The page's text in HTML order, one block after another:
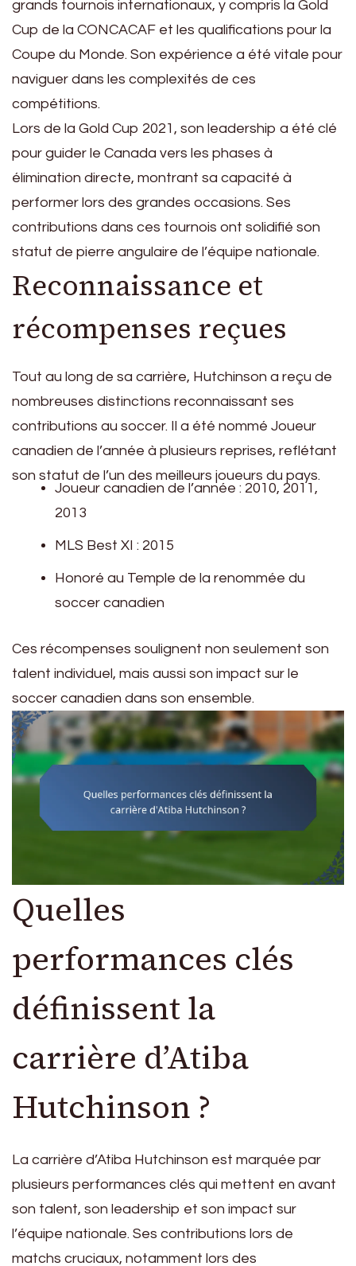
grands tournois internationaux, y compris la Gold
Cup de la CONCACAF et les qualifications pour la
Coupe du Monde. Son expérience a été vitale pour
naviguer dans les complexités de ces
compétitions.
Lors de la Gold Cup 2021, son leadership a été clé
pour guider le Canada vers les phases à
élimination directe, montrant sa capacité à
performer lors des grandes occasions. Ses
contributions dans ces tournois ont solidifié son
statut de pierre angulaire de l’équipe nationale.
Reconnaissance et
récompenses reçues
Tout au long de sa carrière, Hutchinson a reçu de
nombreuses distinctions reconnaissant ses
contributions au soccer. Il a été nommé Joueur
canadien de l’année à plusieurs reprises, reflétant
son statut de l’un des meilleurs joueurs du pays.
Joueur canadien de l’année : 2010, 2011,
2013
MLS Best XI : 2015
Honoré au Temple de la renommée du
soccer canadien
Ces récompenses soulignent non seulement son
talent individuel, mais aussi son impact sur le
soccer canadien dans son ensemble.
Quelles
performances clés
définissent la
carrière d’Atiba
Hutchinson ?
La carrière d’Atiba Hutchinson est marquée par
plusieurs performances clés qui mettent en avant
son talent, son leadership et son impact sur
l’équipe nationale. Ses contributions lors de
matchs cruciaux, notamment lors des